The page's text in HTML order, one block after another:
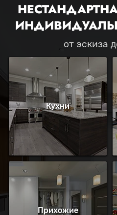
от эскиза
Кухни
Прихожие